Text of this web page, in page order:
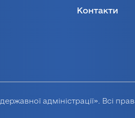
Контакти
адміністрації». Всі